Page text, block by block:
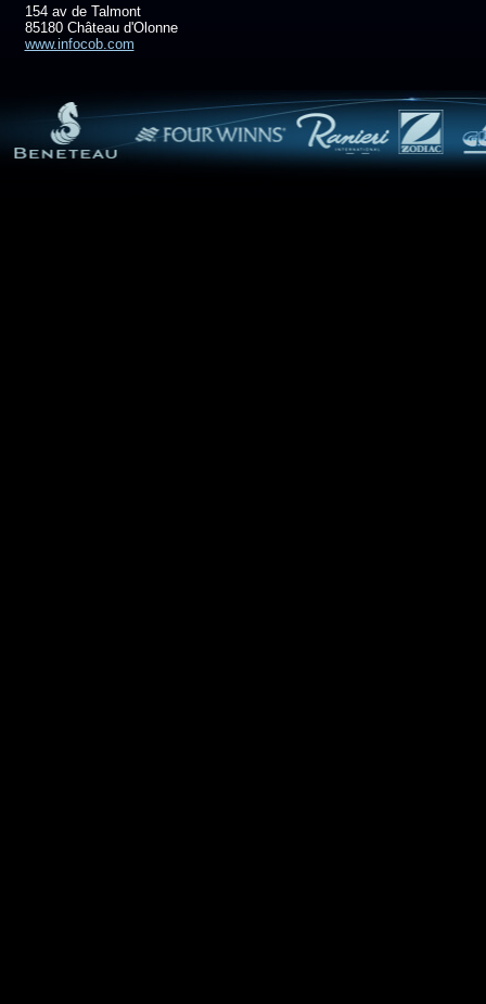
154 av de Talmont
85180 Château d'Olonne
www.infocob.com